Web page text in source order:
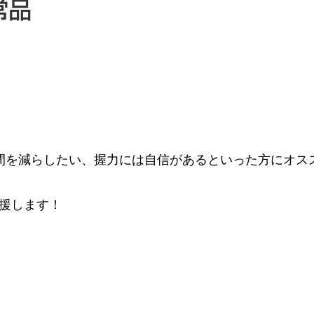
減らしたい、握力には自信があるといった方にオス
します！